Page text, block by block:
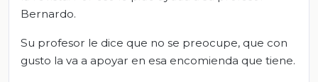
Bernardo.
Su profesor le dice que no se preocupe, que con
gusto la va a apoyar en esa encomienda que tiene.